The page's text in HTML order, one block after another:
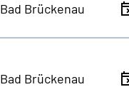
Bad Brückenau
Bad Brückenau